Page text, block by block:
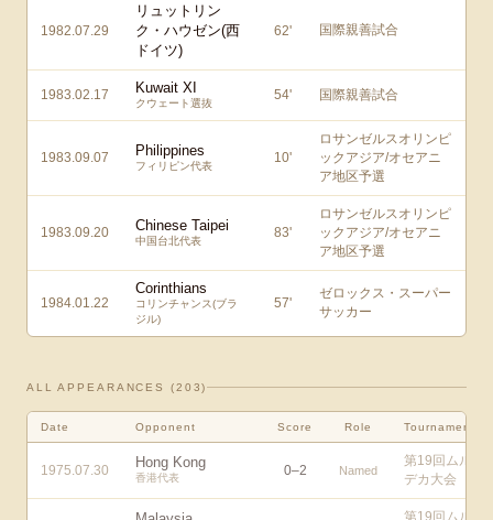
1982.07.29
リュットリン
ク・ハウゼン(西
ドイツ)
62' 国際親善試合
1983.02.17 Kuwait XI
クウェート選抜
54' 国際親善試合
1983.09.07 Philippines
フィリピン代表
10'
ロサンゼルスオリンピ
ックアジア/オセアニ
ア地区予選
1983.09.20 Chinese Taipei
中国台北代表
83'
ロサンゼルスオリンピ
ックアジア/オセアニ
ア地区予選
1984.01.22
Corinthians
コリンチャンス(ブラ
ジル)
57'
ゼロックス・スーパー
サッカー
ALL APPEARANCES (203)
Date Opponent Score Role Tournament
1975.07.30 Hong Kong
香港代表 0–2 Named
第19回ムル
デカ大会
第19回ムル